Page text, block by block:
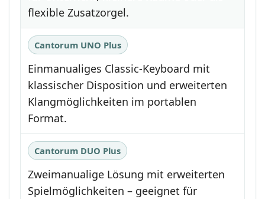
flexible Zusatzorgel.
Cantorum UNO Plus
Einmanualiges Classic-Keyboard mit
klassischer Disposition und erweiterten
Klangmöglichkeiten im portablen
Format.
Cantorum DUO Plus
Zweimanualige Lösung mit erweiterten
Spielmöglichkeiten – geeignet für